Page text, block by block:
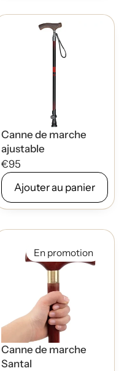
Canne de marche
ajustable
€95
Ajouter au panier
En promotion
Canne de marche
Santal